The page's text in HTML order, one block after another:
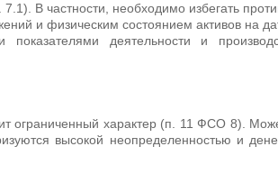
В частности, необходимо избегать
и физическим состоянием активов на
показателями деятельности и
ограниченный характер (п. 11 ФСО 8).
высокой неопределенностью и